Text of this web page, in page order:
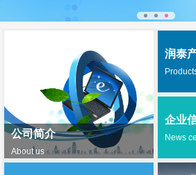
公司简介
About us
润泰
企业
News